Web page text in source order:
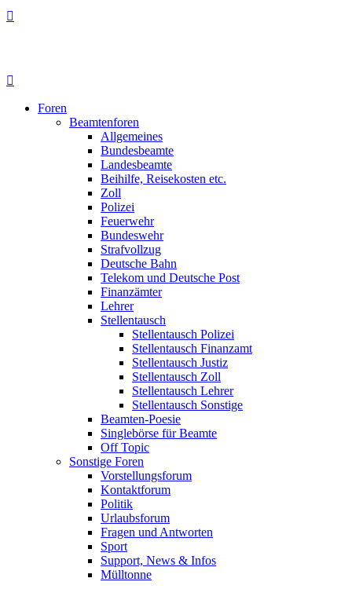
Foren
Beamtenforen
Allgemeines
Bundesbeamte
Landesbeamte
Beihilfe, Reisekosten etc.
Zoll
Polizei
Feuerwehr
Bundeswehr
Strafvollzug
Deutsche Bahn
Telekom und Deutsche Post
Finanzämter
Lehrer
Stellentausch
Stellentausch Polizei
Stellentausch Finanzamt
Stellentausch Justiz
Stellentausch Zoll
Stellentausch Lehrer
Stellentausch Sonstige
Beamten-Poesie
Singlebörse für Beamte
Off Topic
Sonstige Foren
Vorstellungsforum
Kontaktforum
Politik
Urlaubsforum
Fragen und Antworten
Sport
Support, News & Infos
Mülltonne